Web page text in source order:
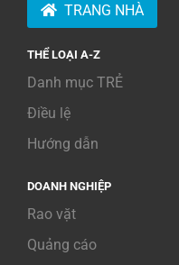
TRANG NHÀ
THỂ LOẠI A-Z
Danh mục TRẺ
Điều lệ
Hướng dẫn
DOANH NGHIỆP
Rao vặt
Quảng cáo